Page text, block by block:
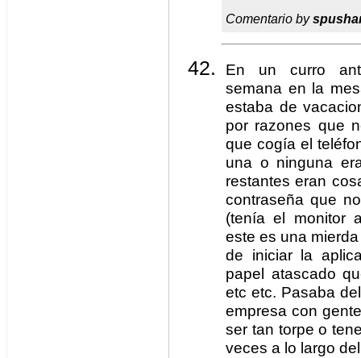
Comentario by
En un curro
semana en la
estaba de
por razones que
que cogía el
una o ninguna
restantes eran
contraseña que
(tenía el monitor
este es una
de iniciar la
papel atascado
etc etc. Pasaba
empresa con
ser tan torpe o
veces a lo largo